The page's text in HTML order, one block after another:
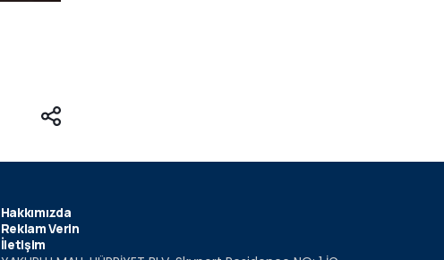
Hakkımızda
Reklam Verin
İletişim